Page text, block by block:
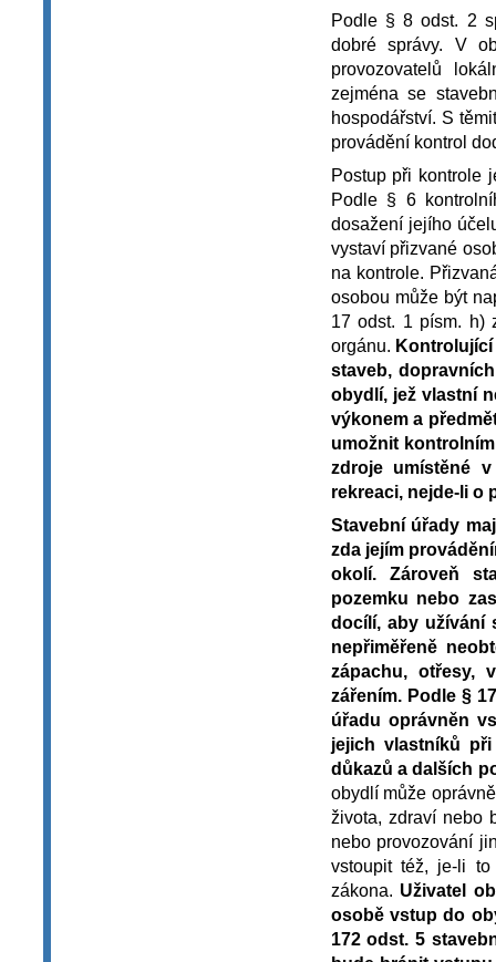
Podle § 8 odst. 2
dobré správy. V
provozovatelů
zejména se
hospodářství. S
provádění kontrol
Postup při kontrole
Podle § 6
dosažení jejího
vystaví přizvané
na kontrole.
osobou může být
17 odst. 1 písm. h)
orgánu.
staveb,
obydlí, jež vlastní
výkonem a
umožnit
zdroje umístěné
rekreaci, nejde-li
Stavební úřady
zda jejím
okolí. Zároveň
pozemku nebo
docílí, aby užívání
nepřiměřeně
zápachu, otřesy,
zářením. Podle §
úřadu oprávněn
jejich vlastníků
důkazů a dalších
obydlí může
života, zdraví nebo
nebo provozování
vstoupit též, je-li
zákona. Uživatel
osobě vstup do
172 odst. 5